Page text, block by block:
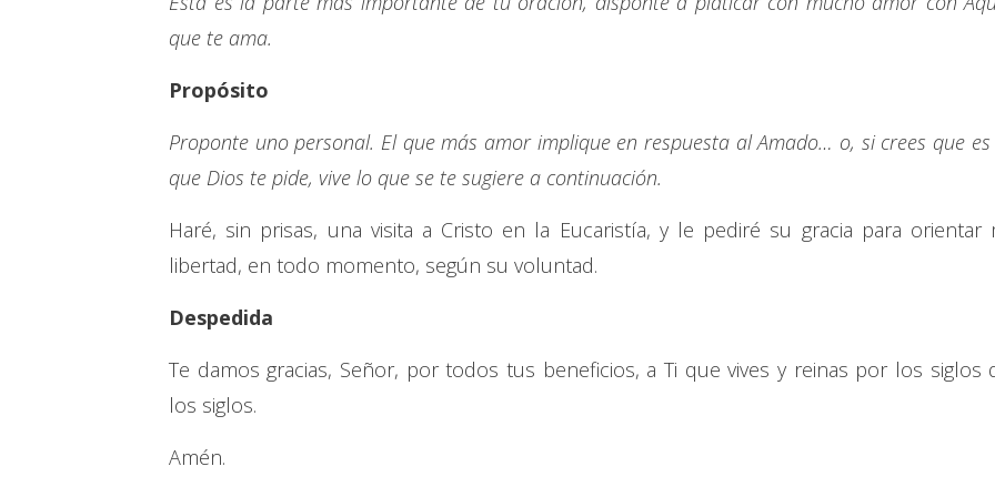
que te ama.
Propósito
Proponte uno personal. El que más amor implique en respuesta al Amado… o, si crees que
que Dios te pide, vive lo que se te sugiere a continuación.
Haré, sin prisas, una visita a Cristo en la Eucaristía, y le pediré su gracia para orientar
libertad, en todo momento, según su voluntad.
Despedida
Te damos gracias, Señor, por todos tus beneficios, a Ti que vives y reinas por los siglos
los siglos.
Amén.